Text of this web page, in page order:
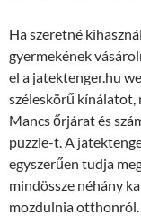
Ha szeretné
gyermekének
el a jatektenger.hu
széleskörű kínálatot,
Mancs őrjárat és
puzzle-t. A
egyszerűen tudja
mindössze néhány
mozdulnia